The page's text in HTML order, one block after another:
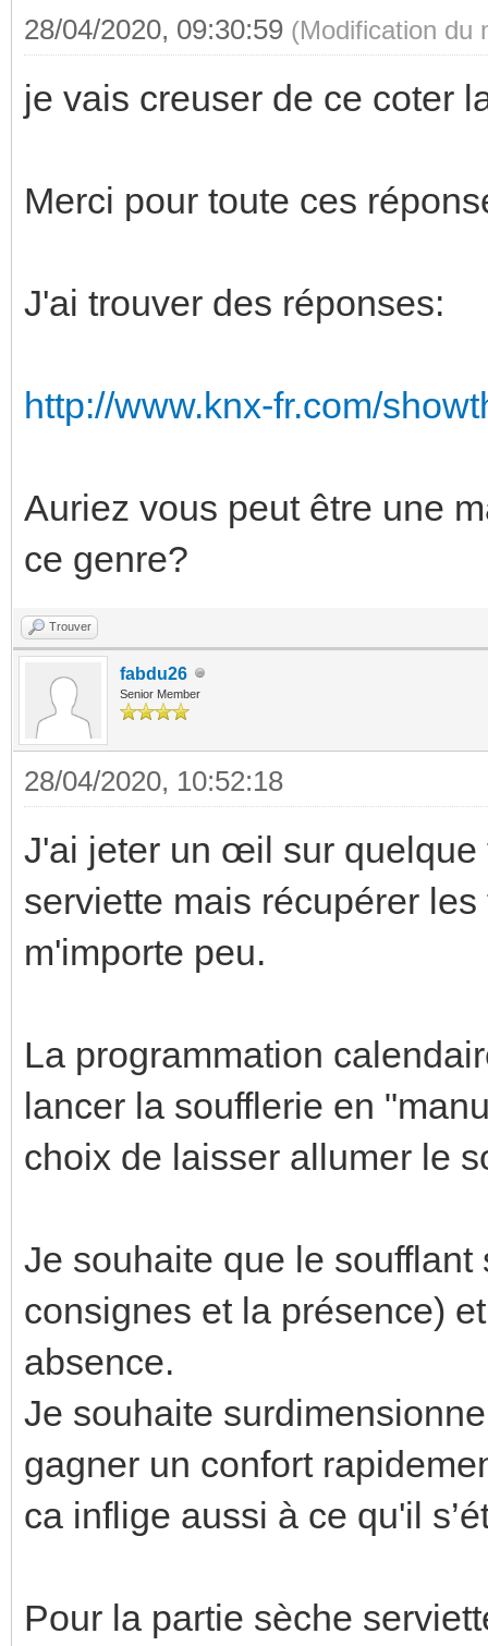
28/04/2020, 09:30:59 (Modification du
je vais creuser de ce coter
Merci pour toute ces
J'ai trouver des réponses:
http://www.knx-fr.com/
Auriez vous peut être une
ce genre?
Trouver
fabdu26
Senior Member
28/04/2020, 10:52:18
J'ai jeter un œil sur quelque
serviette mais récupérer
m'importe peu.
La programmation
lancer la soufflerie en
choix de laisser allumer le
Je souhaite que le
consignes et la présence)
absence.
Je souhaite
gagner un confort
ca inflige aussi à ce qu'il
Pour la partie sèche